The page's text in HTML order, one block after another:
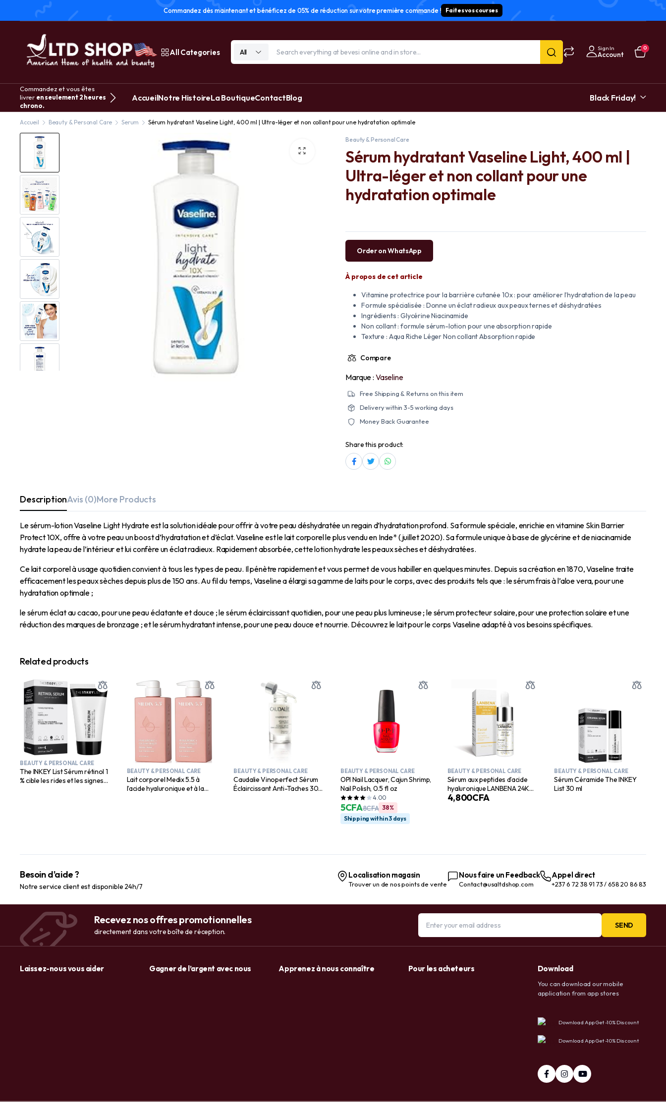
Commandez dès maintenant et bénéficez de 05% de réduction sur votre première commande ! Faites vos courses
All Categories All Sign In
Account
0
Commandez et vous êtes
livrer en seulement 2 heures
chrono.
AccueilNotre HistoireLa BoutiqueContactBlog Black Friday!
Accueil Beauty & Personal Care Serum Sérum hydratant Vaseline Light, 400 ml | Ultra-léger et non collant pour une hydratation optimale
Beauty & Personal Care
Sérum hydratant Vaseline Light, 400 ml |
Ultra-léger et non collant pour une
hydratation optimale
Order on WhatsApp
À propos de cet article
Vitamine protectrice pour la barrière cutanée 10x : pour améliorer l’hydratation de la peau
Formule spécialisée : Donne un éclat radieux aux peaux ternes et déshydratées
Ingrédients : Glycérine Niacinamide
Non collant : formule sérum-lotion pour une absorption rapide
Texture : Aqua Riche Léger Non collant Absorption rapide
Compare
Marque : Vaseline
Free Shipping & Returns on this item
Delivery within 3-5 working days
Money Back Guarantee
Share this product:
DescriptionAvis (0)More Products
Le sérum-lotion Vaseline Light Hydrate est la solution idéale pour offrir à votre peau déshydratée un regain d’hydratation profond. Sa formule spéciale, enrichie en vitamine Skin Barrier
Protect 10X, offre à votre peau un boost d’hydratation et d’éclat. Vaseline est le lait corporel le plus vendu en Inde* (juillet 2020). Sa formule unique à base de glycérine et de niacinamide
hydrate la peau de l’intérieur et lui confère un éclat radieux. Rapidement absorbée, cette lotion hydrate les peaux sèches et déshydratées.
Ce lait corporel à usage quotidien convient à tous les types de peau. Il pénètre rapidement et vous permet de vous habiller en quelques minutes. Depuis sa création en 1870, Vaseline traite
efficacement les peaux sèches depuis plus de 150 ans. Au fil du temps, Vaseline a élargi sa gamme de laits pour le corps, avec des produits tels que : le sérum frais à l’aloe vera, pour une
hydratation optimale ;
le sérum éclat au cacao, pour une peau éclatante et douce ; le sérum éclaircissant quotidien, pour une peau plus lumineuse ; le sérum protecteur solaire, pour une protection solaire et une
réduction des marques de bronzage ; et le sérum hydratant intense, pour une peau douce et nourrie. Découvrez le lait pour le corps Vaseline adapté à vos besoins spécifiques.
Related products
BEAUTY & PERSONAL CARE
The INKEY List Sérum rétinol 1
% cible les rides et les signes
BEAUTY & PERSONAL CARE
Lait corporel Medix 5.5 à
l’acide hyaluronique et à la
BEAUTY & PERSONAL CARE
Caudalie Vinoperfect Sérum
Éclaircissant Anti-Taches 30
BEAUTY & PERSONAL CARE
OPI Nail Lacquer, Cajun Shrimp,
Nail Polish, 0.5 fl oz
4.00
8CFA
5CFA
38%
Shipping within 3 days
BEAUTY & PERSONAL CARE
Sérum aux peptides d’acide
hyaluronique LANBENA 24K
Gold | Essence anti-âge, anti-
4,800CFA
BEAUTY & PERSONAL CARE
Sérum Céramide The INKEY
List 30 ml
Besoin d'aide ?
Notre service client est disponible 24h/7
Localisation magasin
Trouver un de nos points de vente
Nous faire un Feedback
Contact@usaltdshop.com
Appel direct
+237 6 72 38 91 73 / 658 20 86 83
Recevez nos offres promotionnelles
directement dans votre boîte de réception.
SEND
Laissez-nous vous aider Gagner de l’argent avec nous Apprenez à nous connaître Pour les acheteurs Download
You can download our mobile
application from app stores
Download App Get -10% Discount
Download App Get -10% Discount